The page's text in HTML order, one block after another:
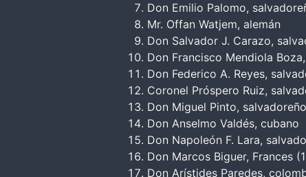
Don Emilio Palomo,
Mr. Offan Watjem, alemán
Don Salvador J. Carazo,
Don Francisco Mendiola
Don Federico A. Reyes,
Coronel Próspero Ruiz,
Don Miguel Pinto, salvadoreño
Don Anselmo Valdés, cubano
Don Napoleón F. Lara,
Don Marcos Biguer, Frances
Don Arístides Paredes,